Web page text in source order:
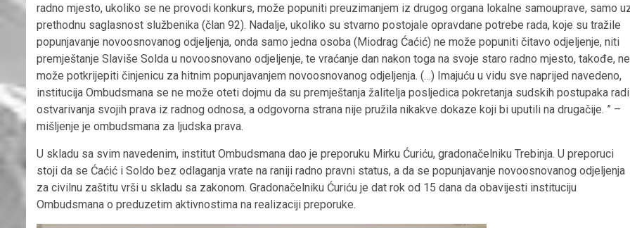
radno mjesto, ukoliko se ne provodi konkurs, može popuniti preuzimanjem iz drugog organa lokalne samouprave, samo
prethodnu saglasnost službenika (član 92). Nadalje, ukoliko su stvarno postojale opravdane potrebe rada, koje su tražile
popunjavanje novoosnovanog odjeljenja, onda samo jedna osoba (Miodrag Ćaćić) ne može popuniti čitavo odjeljenje, niti
premještanje Slaviše Solda u novoosnovano odjeljenje, te vraćanje dan nakon toga na svoje staro radno mjesto, takođe, ne
može potkrijepiti činjenicu za hitnim popunjavanjem novoosnovanog odjeljenja. (…) Imajuću u vidu sve naprijed navedeno,
institucija Ombudsmana se ne može oteti dojmu da su premještanja žalitelja posljedica pokretanja sudskih postupaka radi
ostvarivanja svojih prava iz radnog odnosa, a odgovorna strana nije pružila nikakve dokaze koji bi uputili na drugačije. ” –
mišljenje je ombudsmana za ljudska prava.
U skladu sa svim navedenim, institut Ombudsmana dao je preporuku Mirku Ćuriću, gradonačelniku Trebinja. U preporuci
stoji da se Ćaćić i Soldo bez odlaganja vrate na raniji radno pravni status, a da se popunjavanje novoosnovanog odjeljenja
za civilnu zaštitu vrši u skladu sa zakonom. Gradonačelniku Ćuriću je dat rok od 15 dana da obavijesti instituciju
Ombudsmana o preduzetim aktivnostima na realizaciji preporuke.